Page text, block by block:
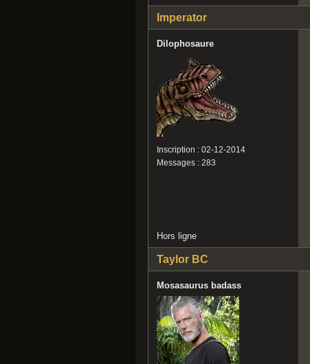
Imperator
Dilophosaure
Inscription : 02-12-2014
Messages : 283
Hors ligne
Taylor BC
Mosasaurus badass